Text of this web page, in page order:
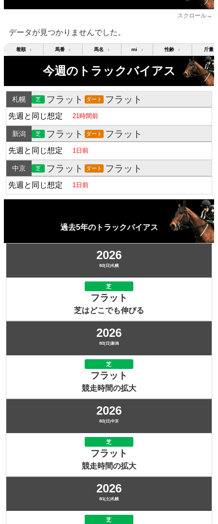
スクロール→
データが見つかりませんでした。
着順 ↕ 馬番 ↕ 馬名 ↕ mi ↕ 性齢 ↕ 斤量
今週のトラックバイアス
札幌 芝 フラット ダート フラット
先週と同じ想定 21時間前
新潟 芝 フラット ダート フラット
先週と同じ想定 1日前
中京 芝 フラット ダート フラット
先週と同じ想定 1日前
過去5年のトラックバイアス
2026
8/2(日)札幌
芝
フラット
芝はどこでも伸びる
2026
8/2(日)新潟
芝
フラット
競走時間の拡大
2026
8/2(日)中京
芝
フラット
競走時間の拡大
2026
8/1(土)札幌
芝